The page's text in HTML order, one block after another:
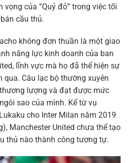
vọng của “Quỷ đỏ” trong việc tối
cầu thủ.
không đơn thuần là một giao
năng lực kinh doanh của ban
lĩnh vực mà họ đã thể hiện sự
qua. Câu lạc bộ thường xuyên
lượng và đạt được mức
sao của mình. Kể từ vụ
cho Inter Milan năm 2019
Manchester United chưa thể tạo
thủ nào thành công tương tự.